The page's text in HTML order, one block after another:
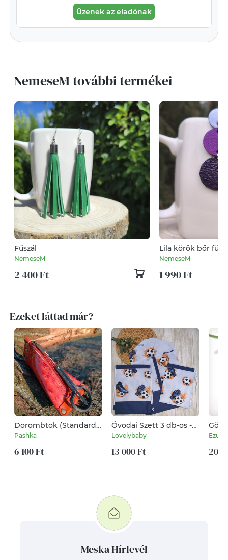
Üzenek az eladónak
NemeseM további termékei
Fűszál
NemeseM
2 400 Ft
Lila körök bőr füli
NemeseM
1 990 Ft
Ezeket láttad már?
Dorombtok (Standard)
Lakk narancs
Pashka
6 100 Ft
Óvodai Szett 3 db-os -
Ruhazsák, tornazsák és
tisztasági zsák "focis"-
sötétkék
Lovelybaby
13 000 Ft 20
Meska Hírlevél